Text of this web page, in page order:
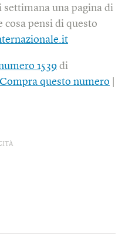
una pagina di
cosa pensi di questo
1539 di
Compra questo numero